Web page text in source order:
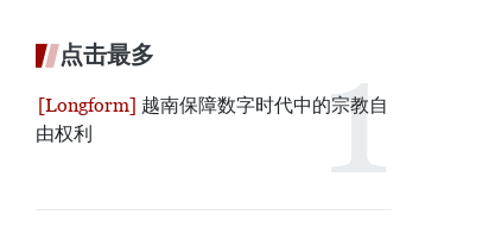
点击最多
越南保障数字时代中的宗教自
由权利